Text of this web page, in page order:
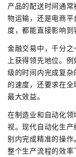
产品的配送时间通
物运输，还是电商
度，都能直接影响到
金融交易中，千分
上获得领先地位。
级的时间内完成复
的速度，还要求在
最大效益。
在制造业和自动化
视。现代自动化生
别内完成精准的操
整个生产流程的效